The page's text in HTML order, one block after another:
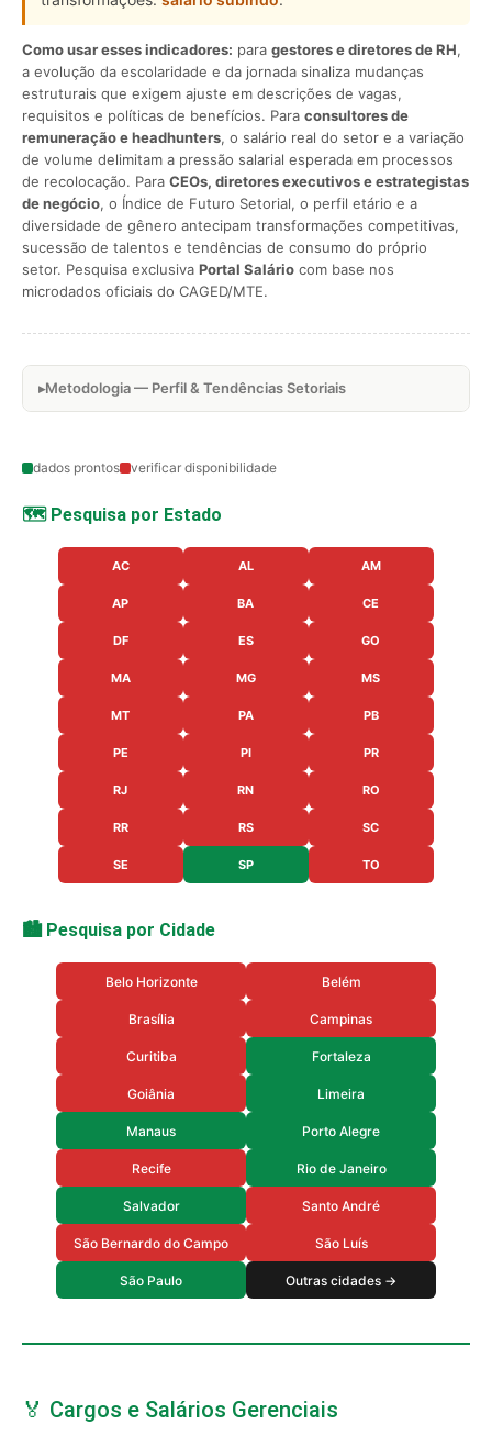
Como usar esses indicadores: para gestores e diretores de RH,
a evolução da escolaridade e da jornada sinaliza mudanças
estruturais que exigem ajuste em descrições de vagas,
requisitos e políticas de benefícios. Para consultores de
remuneração e headhunters, o salário real do setor e a variação
de volume delimitam a pressão salarial esperada em processos
de recolocação. Para CEOs, diretores executivos e estrategistas
de negócio, o Índice de Futuro Setorial, o perfil etário e a
diversidade de gênero antecipam transformações competitivas,
sucessão de talentos e tendências de consumo do próprio
setor. Pesquisa exclusiva Portal Salário com base nos
microdados oficiais do CAGED/MTE.
Metodologia — Perfil & Tendências Setoriais
dados prontos verificar disponibilidade
🗺️ Pesquisa por Estado
AC AL AM
AP BA CE
DF ES GO
MA MG MS
MT PA PB
PE PI PR
RJ RN RO
RR RS SC
SE SP TO
🏙️ Pesquisa por Cidade
Belo Horizonte Belém
Brasília Campinas
Curitiba Fortaleza
Goiânia Limeira
Manaus Porto Alegre
Recife Rio de Janeiro
Salvador Santo André
São Bernardo do Campo São Luís
São Paulo Outras cidades →
🏅 Cargos e Salários Gerenciais